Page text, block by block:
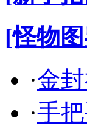
[怪物
·金
·手